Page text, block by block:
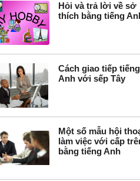
Hỏi và trả lời về sở
thích bằng tiếng
Cách giao tiếp tiếng
Anh với sếp Tây
Một số mẫu hội
làm việc với cấp
bằng tiếng Anh